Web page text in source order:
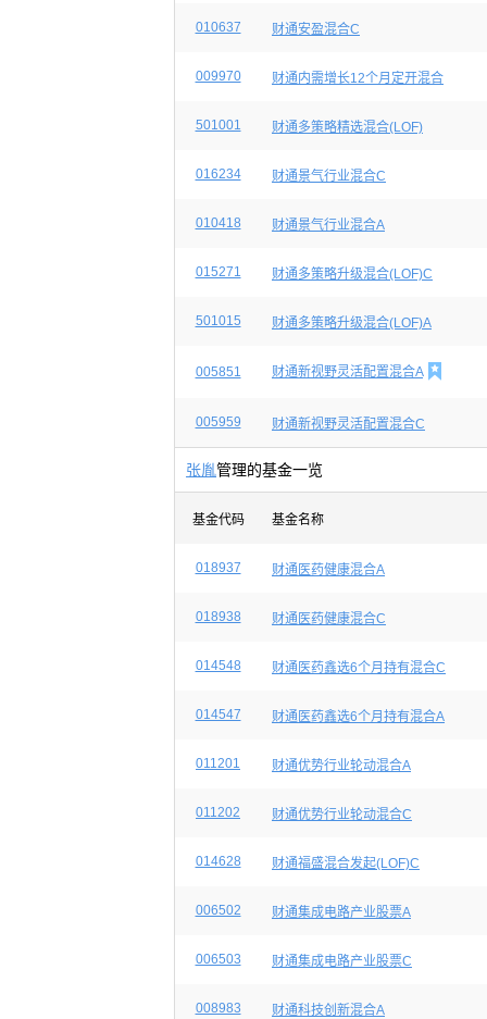
010637 财通安盈混合C
009970 财通内需增长12个月定开混合
501001 财通多策略精选混合(LOF)
016234 财通景气行业混合C
010418 财通景气行业混合A
015271 财通多策略升级混合(LOF)C
501015 财通多策略升级混合(LOF)A
005851 财通新视野灵活配置混合A 
005959 财通新视野灵活配置混合C
张胤管理的基金一览
基金代码 基金名称
018937 财通医药健康混合A
018938 财通医药健康混合C
014548 财通医药鑫选6个月持有混合C
014547 财通医药鑫选6个月持有混合A
011201 财通优势行业轮动混合A
011202 财通优势行业轮动混合C
014628 财通福盛混合发起(LOF)C
006502 财通集成电路产业股票A
006503 财通集成电路产业股票C
008983 财通科技创新混合A